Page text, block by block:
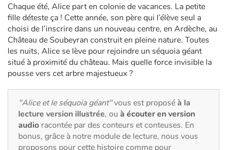
Voyage, épopée, enquête, aventure
Autour du monde
Apprentissage
Art, espace, activité
Documentaires
En famille
Chaque été, Alice part en colonie de vacances. La petite
fille déteste ça ! Cette année, son père qui l’élève seul a
choisi de l’inscrire dans un nouveau centre, en Ardèche, au
Château de Soubeyran construit en pleine nature. Toutes
les nuits, Alice se lève pour rejoindre un séquoia géant
situé à proximité du château. Mais quelle force invisible la
pousse vers cet arbre majestueux ?
"Alice et le séquoia géant"vous est proposéà la
lecture version illustrée, ou à écouter en version
audio racontée par des conteurs et conteuses. En
bonus, grâce à notre module de lecture, nous vous
proposons pour cette histoire comme pour